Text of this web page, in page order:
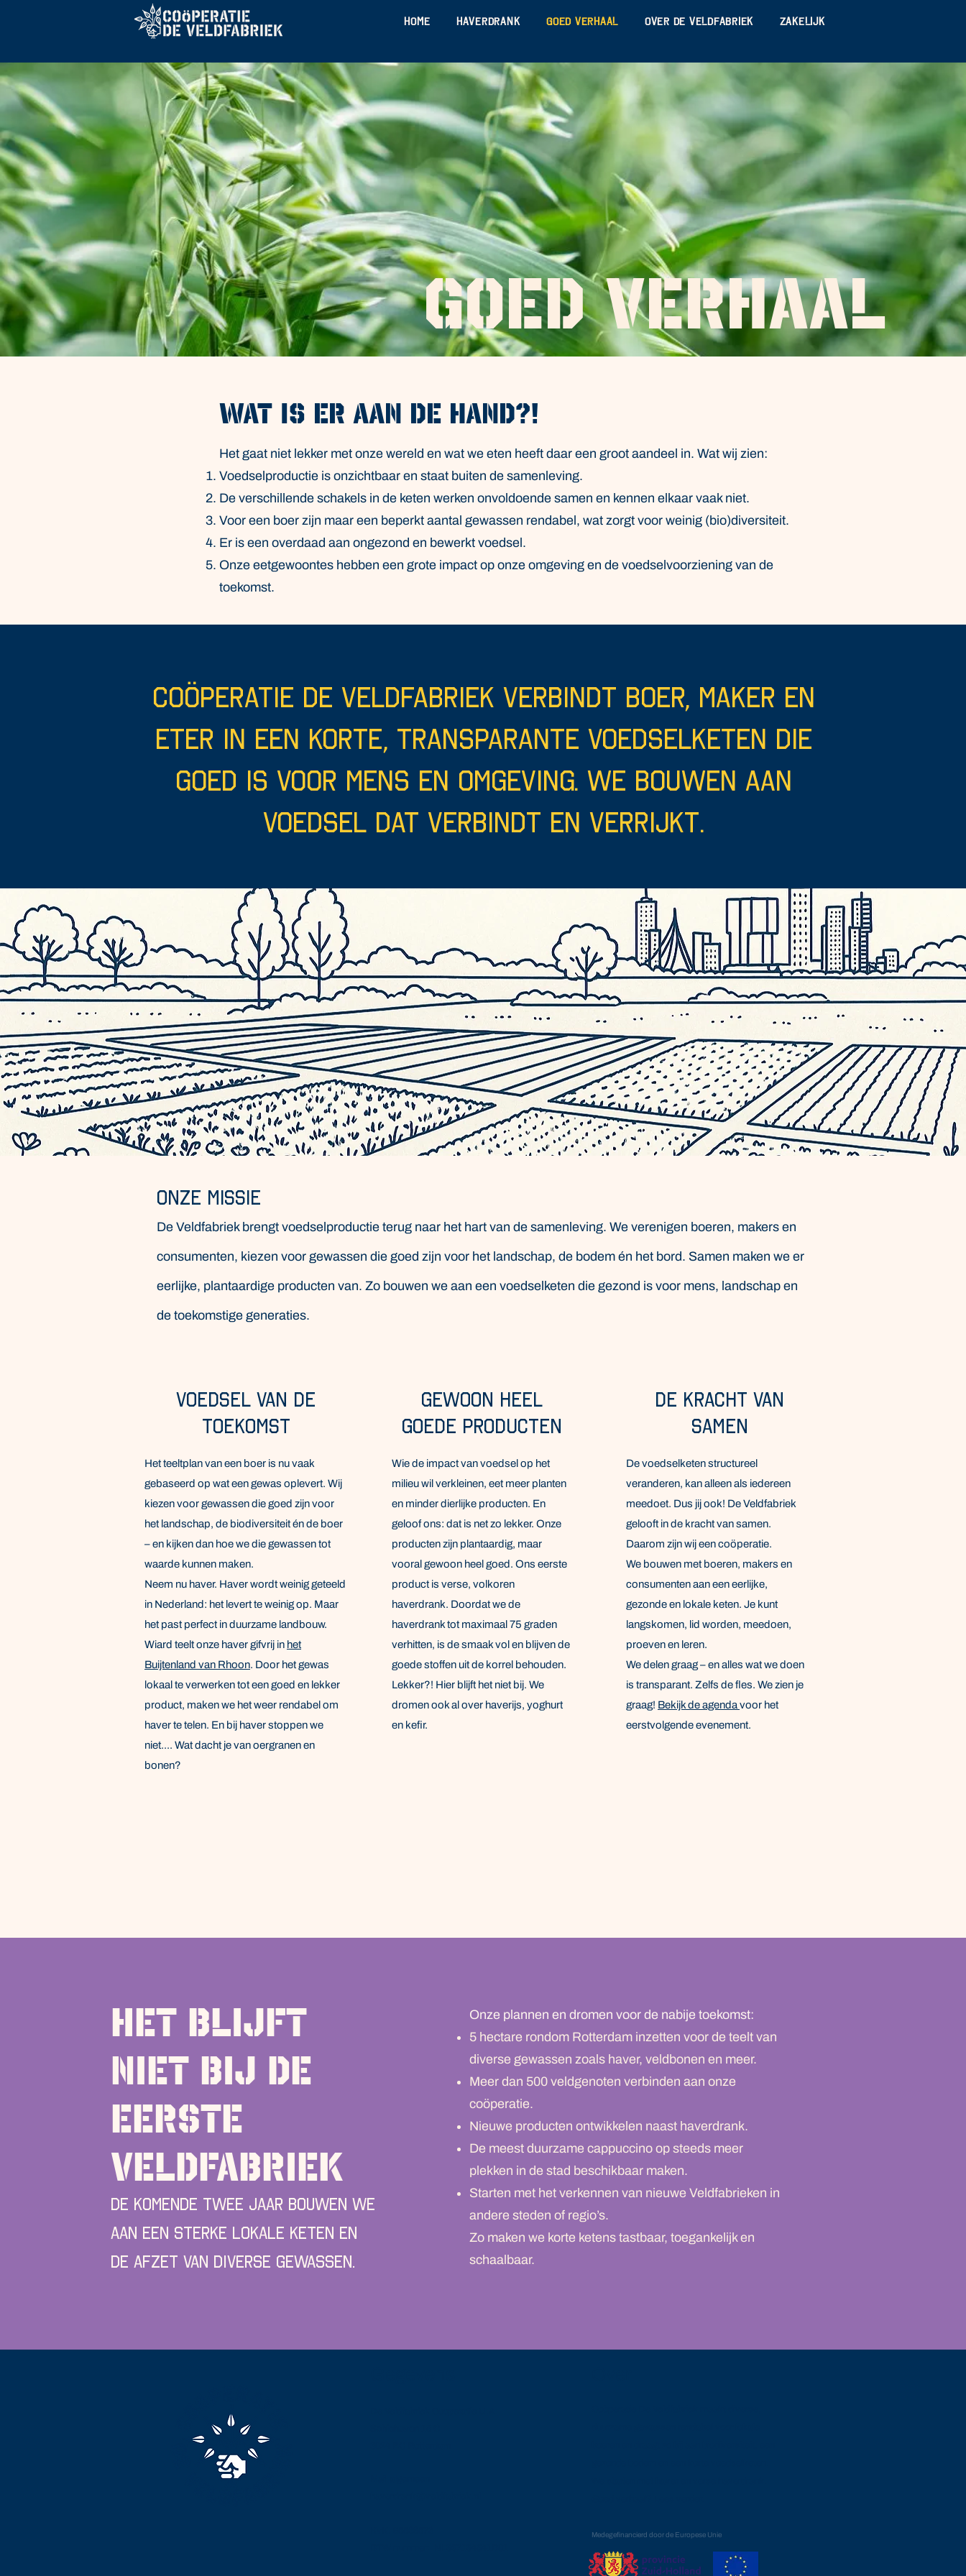
Home Haverdrank Goed verhaal Over De Veldfabriek Zakelijk
GOED VERHAAL
Wat is er aan de hand?!
Het gaat niet lekker met onze wereld en wat we eten heeft daar een groot aandeel in. Wat wij zien:
Voedselproductie is onzichtbaar en staat buiten de samenleving.
De verschillende schakels in de keten werken onvoldoende samen en kennen elkaar vaak niet.
Voor een boer zijn maar een beperkt aantal gewassen rendabel, wat zorgt voor weinig (bio)diversiteit.
Er is een overdaad aan ongezond en bewerkt voedsel.
Onze eetgewoontes hebben een grote impact op onze omgeving en de voedselvoorziening van de
toekomst.
coöperatie De Veldfabriek verbindt boer, maker en
eter in een korte, transparante voedselketen die
goed is voor mens en omgeving. We bouwen aan
voedsel dat verbindt en verrijkt.
Onze missie
De Veldfabriek brengt voedselproductie terug naar het hart van de samenleving. We verenigen boeren, makers en
consumenten, kiezen voor gewassen die goed zijn voor het landschap, de bodem én het bord. Samen maken we er
eerlijke, plantaardige producten van. Zo bouwen we aan een voedselketen die gezond is voor mens, landschap en
de toekomstige generaties.
Voedsel van de
toekomst
Het teeltplan van een boer is nu vaak
gebaseerd op wat een gewas oplevert. Wij
kiezen voor gewassen die goed zijn voor
het landschap, de biodiversiteit én de boer
– en kijken dan hoe we die gewassen tot
waarde kunnen maken.
Neem nu haver. Haver wordt weinig geteeld
in Nederland: het levert te weinig op. Maar
het past perfect in duurzame landbouw.
Wiard teelt onze haver gifvrij in het
Buijtenland van Rhoon. Door het gewas
lokaal te verwerken tot een goed en lekker
product, maken we het weer rendabel om
haver te telen. En bij haver stoppen we
niet.... Wat dacht je van oergranen en
bonen?
Gewoon heel
goede producten
Wie de impact van voedsel op het
milieu wil verkleinen, eet meer planten
en minder dierlijke producten. En
geloof ons: dat is net zo lekker. Onze
producten zijn plantaardig, maar
vooral gewoon heel goed. Ons eerste
product is verse, volkoren
haverdrank. Doordat we de
haverdrank tot maximaal 75 graden
verhitten, is de smaak vol en blijven de
goede stoffen uit de korrel behouden.
Lekker?! Hier blijft het niet bij. We
dromen ook al over haverijs, yoghurt
en kefir.
De kracht van
samen
De voedselketen structureel
veranderen, kan alleen als iedereen
meedoet. Dus jij ook! De Veldfabriek
gelooft in de kracht van samen.
Daarom zijn wij een coöperatie.
We bouwen met boeren, makers en
consumenten aan een eerlijke,
gezonde en lokale keten. Je kunt
langskomen, lid worden, meedoen,
proeven en leren.
We delen graag – en alles wat we doen
is transparant. Zelfs de fles. We zien je
graag! Bekijk de agenda voor het
eerstvolgende evenement.
het blijft
niet bij de
eerste
veldfabriek
De komende twee jaar bouwen we
aan een sterke lokale keten en
de afzet van diverse gewassen.
Onze plannen en dromen voor de nabije toekomst:
5 hectare rondom Rotterdam inzetten voor de teelt van
diverse gewassen zoals haver, veldbonen en meer.
Meer dan 500 veldgenoten verbinden aan onze
coöperatie.
Nieuwe producten ontwikkelen naast haverdrank.
De meest duurzame cappuccino op steeds meer
plekken in de stad beschikbaar maken.
Starten met het verkennen van nieuwe Veldfabrieken in
andere steden of regio’s.
Zo maken we korte ketens tastbaar, toegankelijk en
schaalbaar.
Medegefinancierd door de Europese Unie